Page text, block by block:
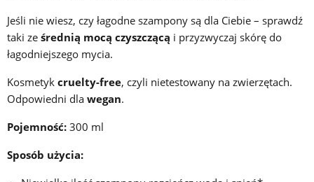
Jeśli nie wiesz, czy łagodne szampony są dla Ciebie – sprawdź
taki ze średnią mocą czyszczącą i przyzwyczaj skórę do
łagodniejszego mycia.
Kosmetyk cruelty-free, czyli nietestowany na zwierzętach.
Odpowiedni dla wegan.
Pojemność: 300 ml
Sposób użycia: